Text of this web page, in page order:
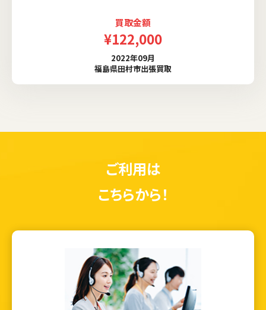
買取金額
¥122,000
2022年09月
福島県田村市出張買取
ご利用は
こちらから！